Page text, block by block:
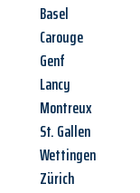
Basel
Carouge
Genf
Lancy
Montreux
St. Gallen
Wettingen
Zürich